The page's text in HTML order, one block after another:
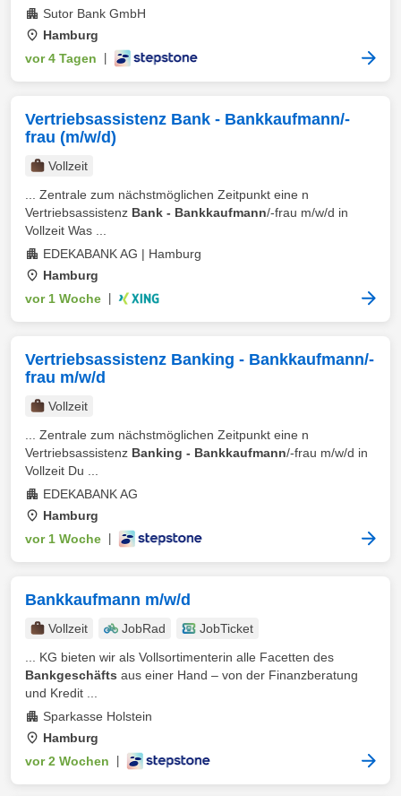
Sutor Bank GmbH
Hamburg
vor 4 Tagen
Vertriebsassistenz Bank - Bankkaufmann/-
frau (m/w/d)
Vollzeit
... Zentrale zum nächstmöglichen Zeitpunkt eine n
Vertriebsassistenz Bank - Bankkaufmann/-frau m/w/d in
Vollzeit Was ...
EDEKABANK AG | Hamburg
Hamburg
vor 1 Woche
Vertriebsassistenz Banking - Bankkaufmann/-
frau m/w/d
Vollzeit
... Zentrale zum nächstmöglichen Zeitpunkt eine n
Vertriebsassistenz Banking - Bankkaufmann/-frau m/w/d in
Vollzeit Du ...
EDEKABANK AG
Hamburg
vor 1 Woche
Bankkaufmann m/w/d
Vollzeit JobRad
JobTicket
... KG bieten wir als Vollsortimenterin alle Facetten des
Bankgeschäfts aus einer Hand – von der Finanzberatung
und Kredit ...
Sparkasse Holstein
Hamburg
vor 2 Wochen